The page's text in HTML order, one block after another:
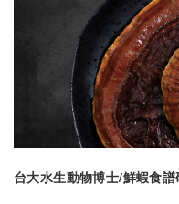
台大水生動物博士/鮮蝦食